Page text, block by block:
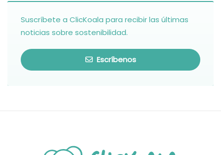
Suscríbete a ClicKoala para recibir las últimas
noticias sobre sostenibilidad.
Escríbenos